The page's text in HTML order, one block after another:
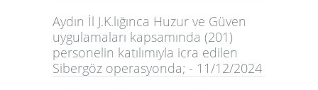
Aydın İl J.K.lığınca Huzur ve Güven
uygulamaları kapsamında (201)
personelin katılımıyla icra edilen
Sibergöz operasyonda; - 11/12/2024